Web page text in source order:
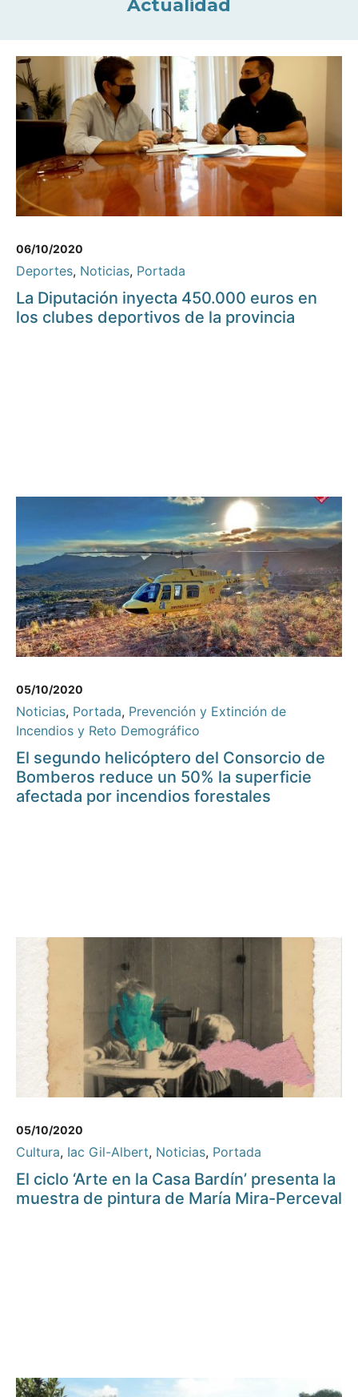
Actualidad
06/10/2020
Deportes, Noticias, Portada
La Diputación inyecta 450.000 euros en
los clubes deportivos de la provincia
05/10/2020
Noticias, Portada, Prevención y Extinción de
Incendios y Reto Demográfico
El segundo helicóptero del Consorcio de
Bomberos reduce un 50% la superficie
afectada por incendios forestales
05/10/2020
Cultura, Iac Gil-Albert, Noticias, Portada
El ciclo ‘Arte en la Casa Bardín’ presenta la
muestra de pintura de María Mira-Perceval